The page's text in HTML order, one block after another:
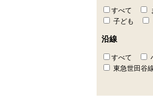
すべて
子ども
沿線
すべて
東急世田谷